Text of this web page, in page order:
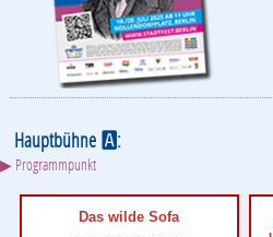
HauptbühneA:
▶ Programmpunkt
Das wilde Sofa